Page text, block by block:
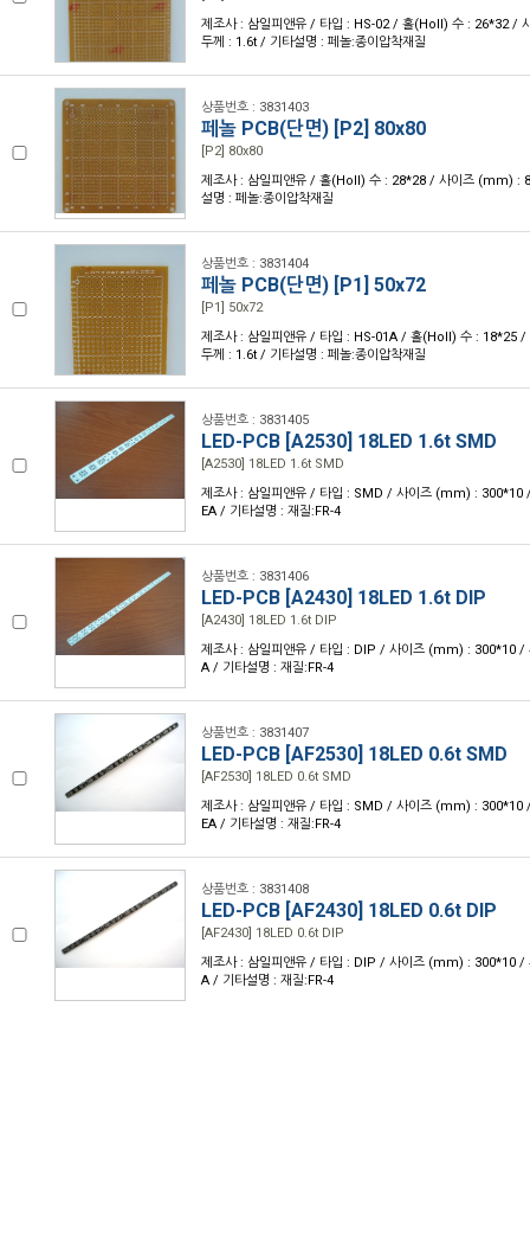
제조사 : 삼일피앤유 / 타입 : HS-02 / 홀(Holl) 수 : 26*32 /
두께 : 1.6t / 기타설명 : 페놀:종이압착재질
상품번호 : 3831403
페놀 PCB(단면) [P2] 80x80
[P2] 80x80
제조사 : 삼일피앤유 / 홀(Holl) 수 : 28*28 / 사이즈 (mm) :
설명 : 페놀:종이압착재질
상품번호 : 3831404
페놀 PCB(단면) [P1] 50x72
[P1] 50x72
제조사 : 삼일피앤유 / 타입 : HS-01A / 홀(Holl) 수 : 18*25
두께 : 1.6t / 기타설명 : 페놀:종이압착재질
상품번호 : 3831405
LED-PCB [A2530] 18LED 1.6t SMD
[A2530] 18LED 1.6t SMD
제조사 : 삼일피앤유 / 타입 : SMD / 사이즈 (mm) : 300*10
EA / 기타설명 : 재질:FR-4
상품번호 : 3831406
LED-PCB [A2430] 18LED 1.6t DIP
[A2430] 18LED 1.6t DIP
제조사 : 삼일피앤유 / 타입 : DIP / 사이즈 (mm) : 300*10 /
A / 기타설명 : 재질:FR-4
상품번호 : 3831407
LED-PCB [AF2530] 18LED 0.6t SMD
[AF2530] 18LED 0.6t SMD
제조사 : 삼일피앤유 / 타입 : SMD / 사이즈 (mm) : 300*10
EA / 기타설명 : 재질:FR-4
상품번호 : 3831408
LED-PCB [AF2430] 18LED 0.6t DIP
[AF2430] 18LED 0.6t DIP
제조사 : 삼일피앤유 / 타입 : DIP / 사이즈 (mm) : 300*10 /
A / 기타설명 : 재질:FR-4